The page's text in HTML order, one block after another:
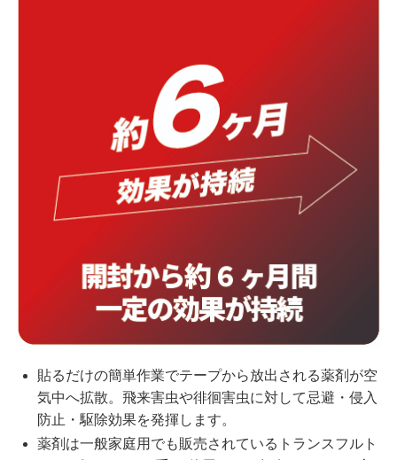
貼るだけの簡単作業でテープから放出される薬剤が空
気中へ拡散。飛来害虫や徘徊害虫に対して忌避・侵入
防止・駆除効果を発揮します。
薬剤は一般家庭用でも販売されているトランスフルト